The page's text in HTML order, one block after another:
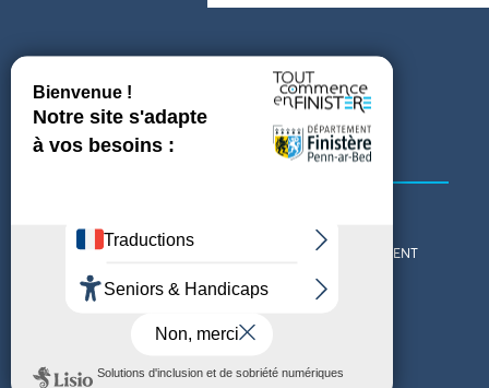
Follow us
COMING TO FINISTÈRE
GET IN TOUCH
WHO ARE WE?
THE FINISTÈRE DEPARTMENT
DOWNLOAD MAPS AND
THEMED GUIDES
TOURIST OFFICES
ACCESSIBILITY DECLARATION PRIVACY POLICY